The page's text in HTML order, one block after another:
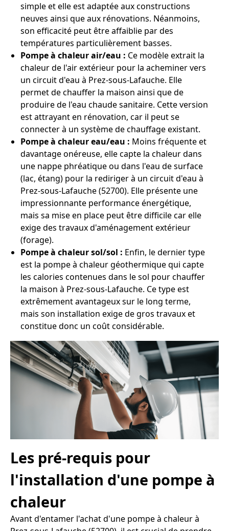
simple et elle est adaptée aux constructions
neuves ainsi que aux rénovations. Néanmoins,
son efficacité peut être affaiblie par des
températures particulièrement basses.
Pompe à chaleur air/eau : Ce modèle extrait la
chaleur de l'air extérieur pour la acheminer vers
un circuit d'eau à Prez-sous-Lafauche. Elle
permet de chauffer la maison ainsi que de
produire de l'eau chaude sanitaire. Cette version
est attrayant en rénovation, car il peut se
connecter à un système de chauffage existant.
Pompe à chaleur eau/eau : Moins fréquente et
davantage onéreuse, elle capte la chaleur dans
une nappe phréatique ou dans l'eau de surface
(lac, étang) pour la rediriger à un circuit d'eau à
Prez-sous-Lafauche (52700). Elle présente une
impressionnante performance énergétique,
mais sa mise en place peut être difficile car elle
exige des travaux d'aménagement extérieur
(forage).
Pompe à chaleur sol/sol : Enfin, le dernier type
est la pompe à chaleur géothermique qui capte
les calories contenues dans le sol pour chauffer
la maison à Prez-sous-Lafauche. Ce type est
extrêmement avantageux sur le long terme,
mais son installation exige de gros travaux et
constitue donc un coût considérable.
Les pré-requis pour
l'installation d'une pompe à
chaleur
Avant d'entamer l'achat d'une pompe à chaleur à